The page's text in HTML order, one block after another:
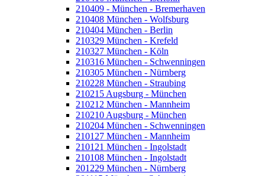
210409 - München - Bremerhaven
210408 München - Wolfsburg
210404 München - Berlin
210329 München - Krefeld
210327 München - Köln
210316 München - Schwenningen
210305 München - Nürnberg
210228 München - Straubing
210215 Augsburg - München
210212 München - Mannheim
210210 Augsburg - München
210204 München - Schwenningen
210127 München - Mannheim
210121 München - Ingolstadt
210108 München - Ingolstadt
201229 München - Nürnberg